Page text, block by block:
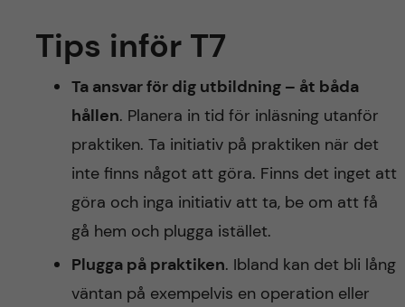
Tips inför T7
Ta ansvar för dig utbildning – åt båda
hållen. Planera in tid för inläsning utanför
praktiken. Ta initiativ på praktiken när det
inte finns något att göra. Finns det inget att
göra och inga initiativ att ta, be om att få
gå hem och plugga istället.
Plugga på praktiken. Ibland kan det bli lång
väntan på exempelvis en operation eller